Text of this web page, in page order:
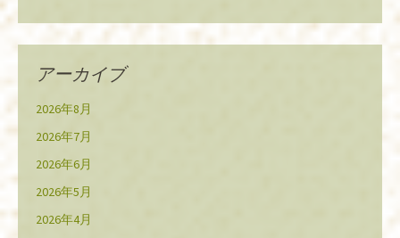
アーカイブ
2026年8月
2026年7月
2026年6月
2026年5月
2026年4月